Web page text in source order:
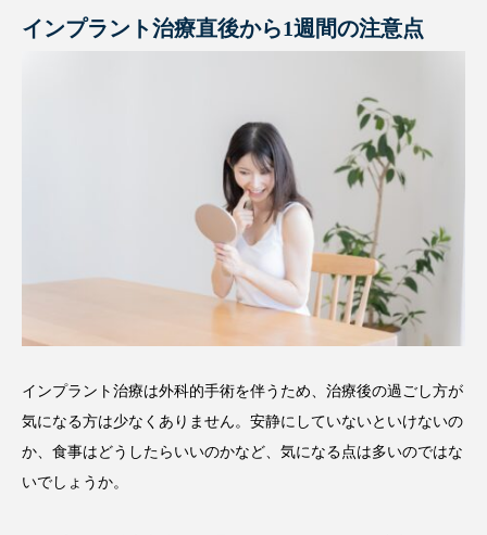
インプラント治療直後から1週間の注意点
インプラント治療は外科的手術を伴うため、治療後の過ごし方が
気になる方は少なくありません。安静にしていないといけないの
か、食事はどうしたらいいのかなど、気になる点は多いのではな
いでしょうか。